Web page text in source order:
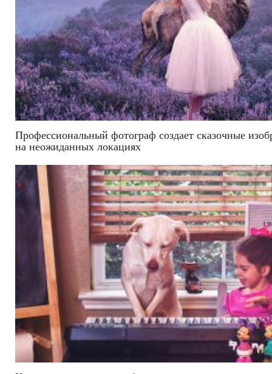
Профессиональный фотограф создает сказочные
на неожиданных локациях